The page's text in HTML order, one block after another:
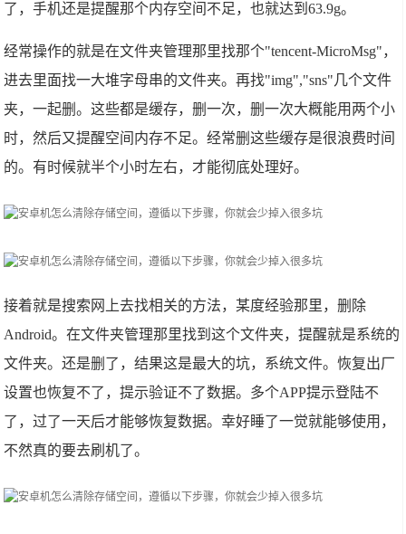
了，手机还是提醒那个内存空间不足，也就达到63.9g。
经常操作的就是在文件夹管理那里找那个"tencent-MicroMsg"，
进去里面找一大堆字母串的文件夹。再找"img","sns"几个文件
夹，一起删。这些都是缓存，删一次，删一次大概能用两个小
时，然后又提醒空间内存不足。经常删这些缓存是很浪费时间
的。有时候就半个小时左右，才能彻底处理好。
接着就是搜索网上去找相关的方法，某度经验那里，删除
Android。在文件夹管理那里找到这个文件夹，提醒就是系统的
文件夹。还是删了，结果这是最大的坑，系统文件。恢复出厂
设置也恢复不了，提示验证不了数据。多个APP提示登陆不
了，过了一天后才能够恢复数据。幸好睡了一觉就能够使用，
不然真的要去刷机了。